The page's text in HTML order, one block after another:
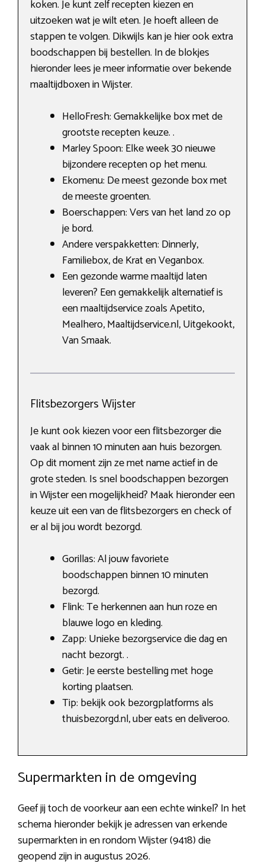
koken. Je kunt zelf recepten kiezen en
uitzoeken wat je wilt eten. Je hoeft alleen de
stappen te volgen. Dikwijls kan je hier ook extra
boodschappen bij bestellen. In de blokjes
hieronder lees je meer informatie over bekende
maaltijdboxen in Wijster.
HelloFresh: Gemakkelijke box met de
grootste recepten keuze. .
Marley Spoon: Elke week 30 nieuwe
bijzondere recepten op het menu.
Ekomenu: De meest gezonde box met
de meeste groenten.
Boerschappen: Vers van het land zo op
je bord.
Andere verspakketten: Dinnerly,
Familiebox, de Krat en Veganbox.
Een gezonde warme maaltijd laten
leveren? Een gemakkelijk alternatief is
een maaltijdservice zoals Apetito,
Mealhero, Maaltijdservice.nl, Uitgekookt,
Van Smaak.
Flitsbezorgers Wijster
Je kunt ook kiezen voor een flitsbezorger die
vaak al binnen 10 minuten aan huis bezorgen.
Op dit moment zijn ze met name actief in de
grote steden. Is snel boodschappen bezorgen
in Wijster een mogelijkheid? Maak hieronder een
keuze uit een van de flitsbezorgers en check of
er al bij jou wordt bezorgd.
Gorillas: Al jouw favoriete
boodschappen binnen 10 minuten
bezorgd.
Flink: Te herkennen aan hun roze en
blauwe logo en kleding.
Zapp: Unieke bezorgservice die dag en
nacht bezorgt. .
Getir: Je eerste bestelling met hoge
korting plaatsen.
Tip: bekijk ook bezorgplatforms als
thuisbezorgd.nl, uber eats en deliveroo.
Supermarkten in de omgeving
Geef jij toch de voorkeur aan een echte winkel? In het
schema hieronder bekijk je adressen van erkende
supermarkten in en rondom Wijster (9418) die
geopend zijn in augustus 2026.